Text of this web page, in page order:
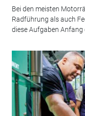
Bei den meisten
Radführung als auch
diese Aufgaben Anfang